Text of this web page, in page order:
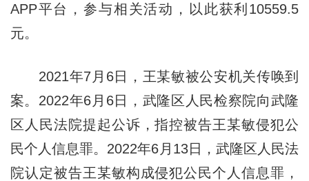
APP平台，参与相关活动，以此获利10559.5
元。
2021年7月6日，王某敏被公安机关传唤到
案。2022年6月6日，武隆区人民检察院向武隆
区人民法院提起公诉，指控被告王某敏侵犯公
民个人信息罪。2022年6月13日，武隆区人民法
院认定被告王某敏构成侵犯公民个人信息罪，